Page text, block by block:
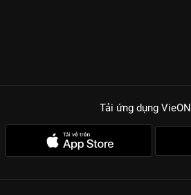
Tải ứng dụng VieON